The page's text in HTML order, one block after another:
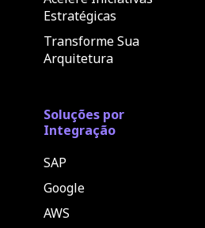
Estratégicas
Transforme Sua
Arquitetura
Soluções por
Integração
SAP
Google
AWS